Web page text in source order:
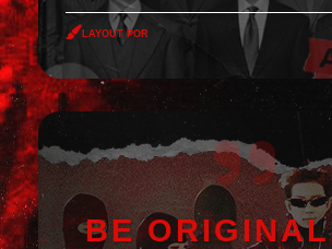
Layout por
BE